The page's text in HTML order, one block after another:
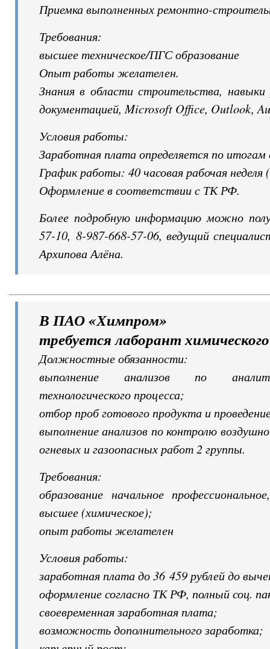
Приемка выполненных ремонтно-
Требования:
высшее техническое/ПГС образование
Опыт работы желателен.
Знания в области строительства,
документацией, Microsoft Office, Outlook,
Условия работы:
Заработная плата определяется по итогам
График работы: 40 часовая рабочая неделя
Оформление в соответствии с ТК РФ.
Более подробную информацию можно
57-10, 8-987-668-57-06, ведущий
Архипова Алёна.
В ПАО «Химпром»
требуется лаборант
Должностные обязанности:
выполнение анализов по
технологического процесса;
отбор проб готового продукта и
выполнение анализов по контролю
огневых и газоопасных работ 2 группы.
Требования:
образование начальное
высшее (химическое);
опыт работы желателен
Условия работы:
заработная плата до 36 459 рублей до
оформление согласно ТК РФ, полный соц.
своевременная заработная плата;
возможность дополнительного заработка;